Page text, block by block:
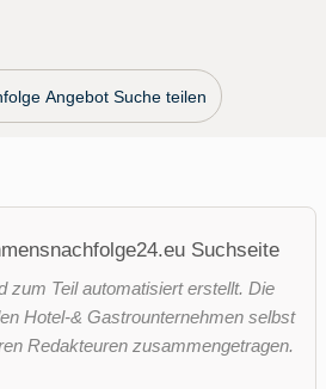
Angebot Suche teilen
Suchseite
zum Teil automatisiert erstellt. Die
Hotel-& Gastrounternehmen selbst
Redakteuren zusammengetragen.